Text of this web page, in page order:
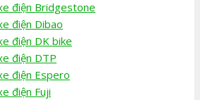
điện Bridgestone
điện Dibao
điện DK bike
điện DTP
điện Espero
điện Fuji